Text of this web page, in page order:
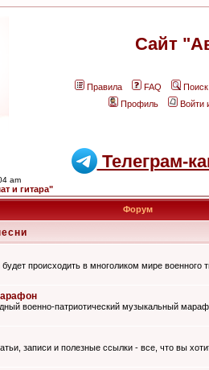
Сайт
Правила FAQ
Поиск
Профиль
Войти
Телеграм-
am
и гитара"
Форум
происходить в многоликом мире военного
военно-патриотический музыкальный
записи и полезные ссылки - все, что вы